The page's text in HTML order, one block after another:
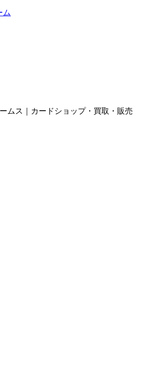
ム
ムス｜カードショップ・買取・販売